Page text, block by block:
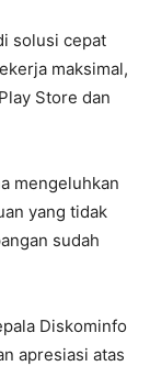
solusi cepat
maksimal,
Store dan
mengeluhkan
yang tidak
sudah
Diskominfo
apresiasi atas